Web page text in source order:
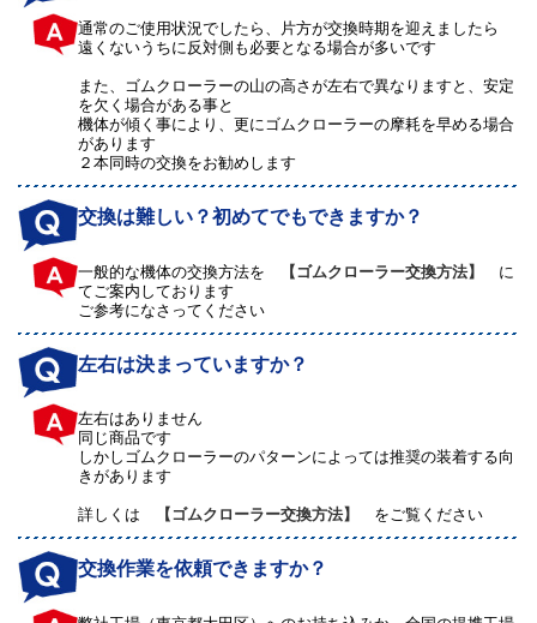
通常のご使用状況でしたら、片方が交換時期を迎えましたら
遠くないうちに反対側も必要となる場合が多いです
また、ゴムクローラーの山の高さが左右で異なりますと、安定
を欠く場合がある事と
機体が傾く事により、更にゴムクローラーの摩耗を早める場合
があります
２本同時の交換をお勧めします
交換は難しい？初めてでもできますか？
一般的な機体の交換方法を 【ゴムクローラー交換方法】
に
てご案内しております
ご参考になさってください
左右は決まっていますか？
左右はありません
同じ商品です
しかしゴムクローラーのパターンによっては推奨の装着する向
きがあります
詳しくは 【ゴムクローラー交換方法】 をご覧ください
交換作業を依頼できますか？